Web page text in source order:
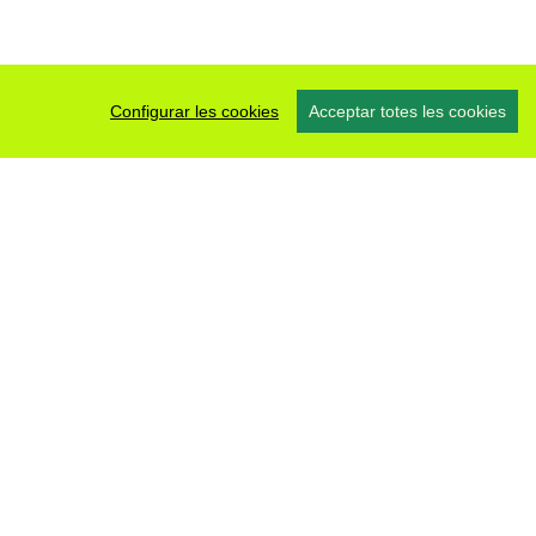
Configurar les cookies Acceptar totes les cookies